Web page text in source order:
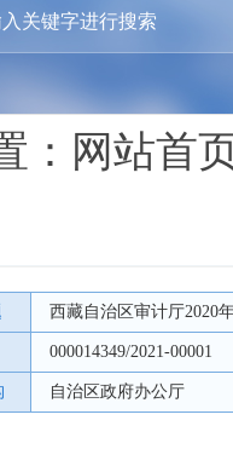
： 网站首
西藏自治区审计厅2020
000014349/2021-00001
自治区政府办公厅